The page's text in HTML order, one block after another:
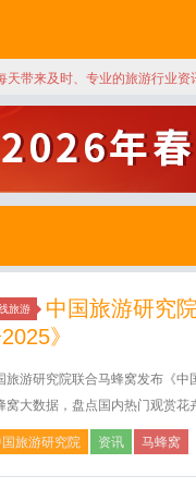
天带来及时、专业的旅游行业
旅游
中国旅游研究
》
旅游研究院联合马蜂窝发布《
窝大数据，盘点国内热门观赏花
旅游研究院 资讯 马蜂窝